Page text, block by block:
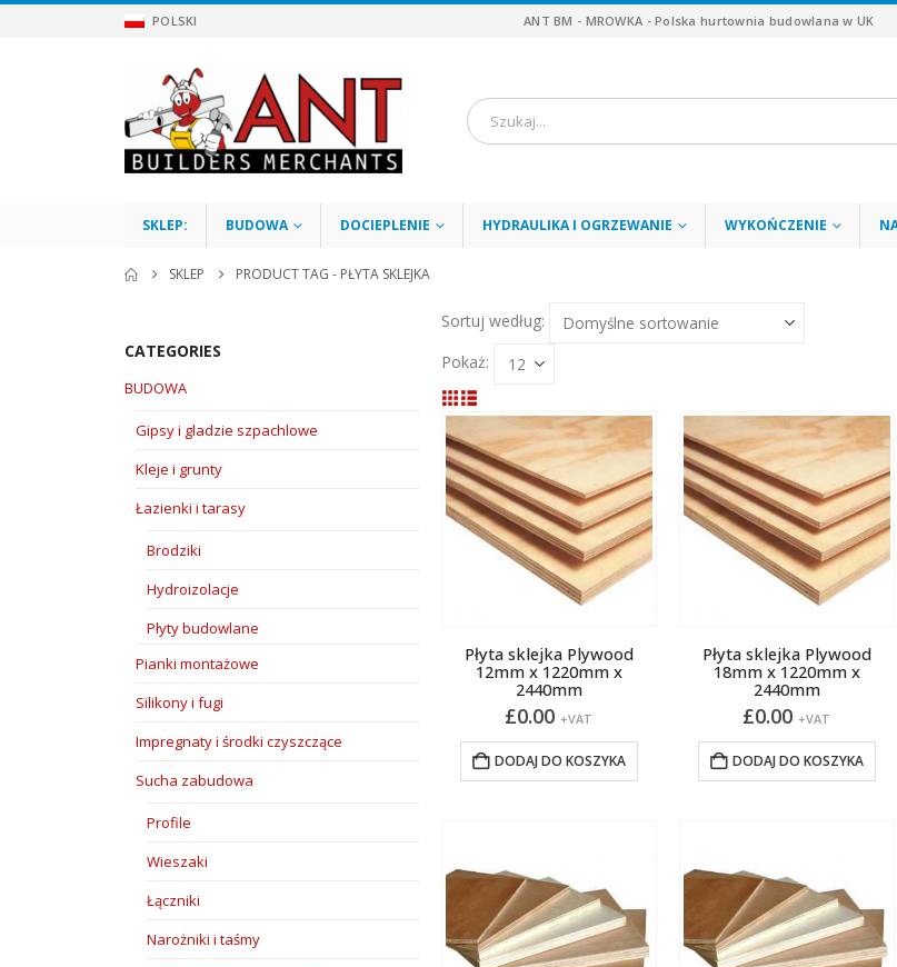
POLSKI ANT BM - MROWKA - Polska hurtownia budowlana w UK
SKLEP: BUDOWA DOCIEPLENIE HYDRAULIKA I OGRZEWANIE WYKOŃCZENIE
SKLEP PRODUCT TAG - PŁYTA SKLEJKA
Sortuj według:
Pokaż:
Płyta sklejka Plywood
12mm x 1220mm x
2440mm
£0.00 +VAT
DODAJ DO KOSZYKA
Płyta sklejka Plywood
18mm x 1220mm x
2440mm
£0.00 +VAT
DODAJ DO KOSZYKA
CATEGORIES
BUDOWA
Gipsy i gladzie szpachlowe
Kleje i grunty
Łazienki i tarasy
Brodziki
Hydroizolacje
Płyty budowlane
Pianki montażowe
Silikony i fugi
Impregnaty i środki czyszczące
Sucha zabudowa
Profile
Wieszaki
Łączniki
Narożniki i taśmy